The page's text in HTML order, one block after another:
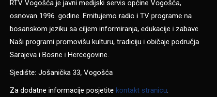
RTV Vogošća je javni medijski servis općine Vogošća,
osnovan 1996. godine. Emitujemo radio i TV programe na
bosanskom jeziku sa ciljem informiranja, edukacije i zabave.
Naši programi promovišu kulturu, tradiciju i običaje područja
Sarajeva i Bosne i Hercegovine.
Sjedište: Jošanička 33, Vogošća
Za dodatne informacije posjetite kontakt stranicu.